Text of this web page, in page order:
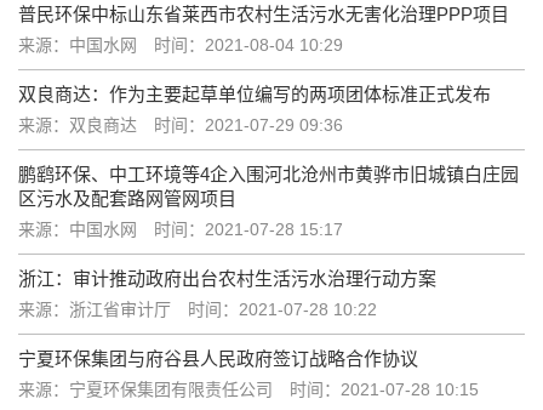
普民环保中标山东省莱西市农村生活污水无害化治理PPP项目
来源：中国水网 时间：2021-08-04 10:29
双良商达：作为主要起草单位编写的两项团体标准正式发布
来源：双良商达 时间：2021-07-29 09:36
鹏鹞环保、中工环境等4企入围河北沧州市黄骅市旧城镇白庄园
区污水及配套路网管网项目
来源：中国水网 时间：2021-07-28 15:17
浙江：审计推动政府出台农村生活污水治理行动方案
来源：浙江省审计厅 时间：2021-07-28 10:22
宁夏环保集团与府谷县人民政府签订战略合作协议
来源：宁夏环保集团有限责任公司 时间：2021-07-28 10:15